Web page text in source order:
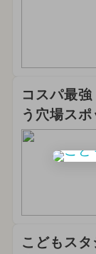
コスパ最
う穴場スポ
こどもス